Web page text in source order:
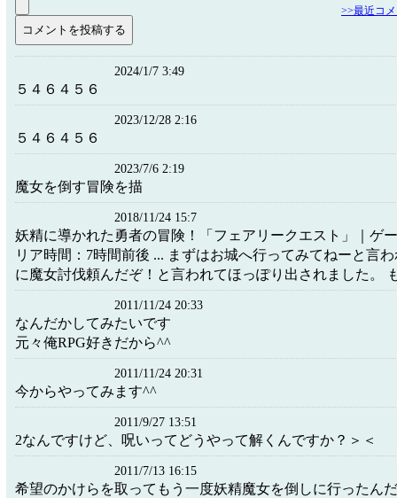
>>最近コ
2024/1/7 3:49
５４６４５６
2023/12/28 2:16
５４６４５６
2023/7/6 2:19
魔女を倒す冒険を描
2018/11/24 15:7
妖精に導かれた勇者の冒険！「フェアリークエスト」｜ゲ
リア時間：7時間前後 ... まずはお城へ行ってみてねーと言
に魔女討伐頼んだぞ！と言われてほっぽり出されました。
2011/11/24 20:33
なんだかしてみたいです
元々俺RPG好きだから^^
2011/11/24 20:31
今からやってみます^^
2011/9/27 13:51
2なんですけど、呪いってどうやって解くんですか？＞＜
2011/7/13 16:15
希望のかけらを取ってもう一度妖精魔女を倒しに行ったん